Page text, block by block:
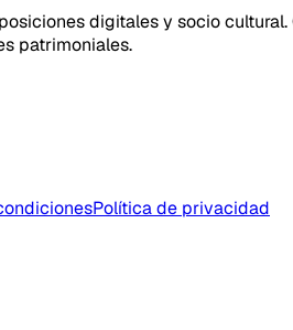
digitales y socio
patrimoniales.
Política de privacidad